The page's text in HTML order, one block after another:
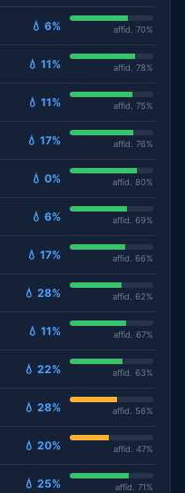
💧 6% affid. 70%
💧 11% affid. 78%
💧 11% affid. 75%
💧 17% affid. 76%
💧 0% affid. 80%
💧 6% affid. 69%
💧 17% affid. 66%
💧 28% affid. 62%
💧 11% affid. 67%
💧 22% affid. 63%
💧 28% affid. 56%
💧 20% affid. 47%
💧 25% affid. 71%